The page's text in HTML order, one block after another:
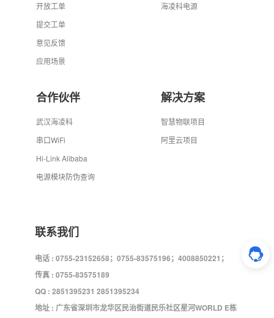
开放工单
提交工单
意见反馈
应用场景
海凌科电源
合作伙伴
武汉海凌科
串口WiFi
Hi-Link Alibaba
电源模块防伪查询
解决方案
智慧物联项目
阿里云项目
联系我们
电话 : 0755-23152658；0755-83575196；4008850221；
传真 : 0755-83575189
QQ : 2851395231 2851395234
地址 : 广东省深圳市龙华区民治街道民乐社区星河WORLD E栋